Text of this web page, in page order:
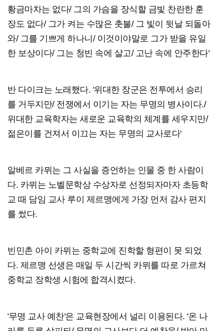
황금마차는 없다/ 그의 가슴을 장식할 금빛 찬란한 훈
장도 없다/ 그가 켜는 수많은 촛불/ 그 빛이 뒷날 되돌아
와/ 그를 기쁘게 하나니/ 이것이야말로 그가 받을 유일
한 보상이다/ 그는 청빈 속에 살고/ 고난 속에 안주한다'
반 다이크는 노래했다. '위대한 장군은 전투에서 승리
를 거두지만/ 전쟁에서 이기는 자는 무명의 병사이다./
위대한 교육학자는 새로운 교육학의 체계를 세우지만/
젊은이를 건져서 이끄는 자는 무명의 교사로다'
알베르 카뮈는 그 사실을 증언하는 인물 중 한 사람이
다. 카뮈는 노벨문학상 수상자로 선정되자마자 초등학
교 때 담임 교사 루이 제르맹에게 가장 먼저 감사 편지
를 썼다.
빈민촌 아이 카뮈는 중학교에 진학할 형편이 못 되었
다. 제르맹 선생은 매일 두 시간씩 카뮈를 따로 가르쳐
중학교 장학생 시험에 합격시켰다.
'무명 교사 예찬'은 교육현장에서 널리 이용된다. '온 나